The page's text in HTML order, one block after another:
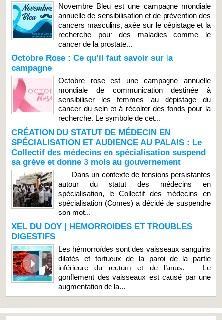
Novembre Bleu est une campagne mondiale
annuelle de sensibilisation et de prévention des
cancers masculins, axée sur le dépistage et la
recherche pour des maladies comme le
cancer de la prostate...
Octobre Rose : Ce qu’il faut savoir sur la
campagne
Octobre rose est une campagne annuelle
mondiale de communication destinée à
sensibiliser les femmes au dépistage du
cancer du sein et à récolter des fonds pour la
recherche. Le symbole de cet...
CRÉATION DU STATUT DE MÉDECIN EN
SPÉCIALISATION ET AUDIENCE AU PALAIS : Le
Collectif des médecins en spécialisation suspend
sa grève et donne 3 mois au gouvernement
Dans un contexte de tensions persistantes
autour du statut des médecins en
spécialisation, le Collectif des médecins en
spécialisation (Comes) a décidé de suspendre
son mot...
XEL DU DOY | HEMORROIDES ET TROUBLES
DIGESTIFS
Les hémorroïdes sont des vaisseaux sanguins
dilatés et tortueux de la paroi de la partie
inférieure du rectum et de l’anus. Le
gonflement des vaisseaux est causé par une
augmentation de la...